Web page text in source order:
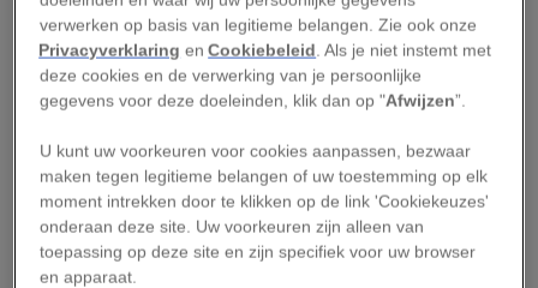
testen en kalibreren om het gereed te maken
voor zijn eerste wetenschappelijke observaties.
Als de James Webb eenmaal volledig in gebruik is
zijn kosmische reikwijdte te onderzoeken en
beelden op te vangen van objecten die meer dan
dertien miljard geleden zijn ontstaan. De
uiteindelijke missie van het observatorium is het
verwerken op basis van legitieme belangen. Zie ook onze
Privacyverklaring enCookiebeleid. Als je niet instemt met
deze cookies en de verwerking van je persoonlijke
gegevens voor deze doeleinden, klik dan op "Afwijzen”.
U kunt uw voorkeuren voor cookies aanpassen, bezwaar
maken tegen legitieme belangen of uw toestemming op elk
moment intrekken door te klikken op de link 'Cookiekeuzes'
onderaan deze site. Uw voorkeuren zijn alleen van
toepassing op deze site en zijn specifiek voor uw browser
en apparaat.